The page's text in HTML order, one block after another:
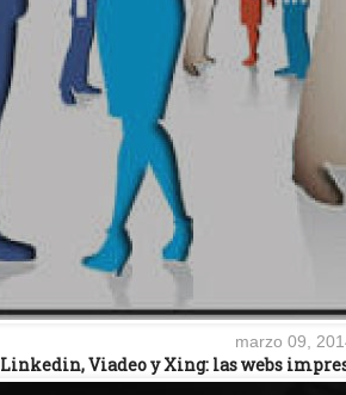
marzo 09,
Linkedin, Viadeo y Xing: las webs